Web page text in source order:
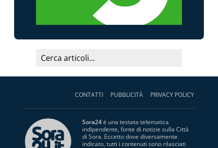
CONTATTI PUBBLICITÀ PRIVACY POLICY
Sora24è una testata telematica
indipendente, fonte di notizie sulla Città
di Sora. Eccetto dove diversamente
indicato, tutti i contenuti sono rilasciati